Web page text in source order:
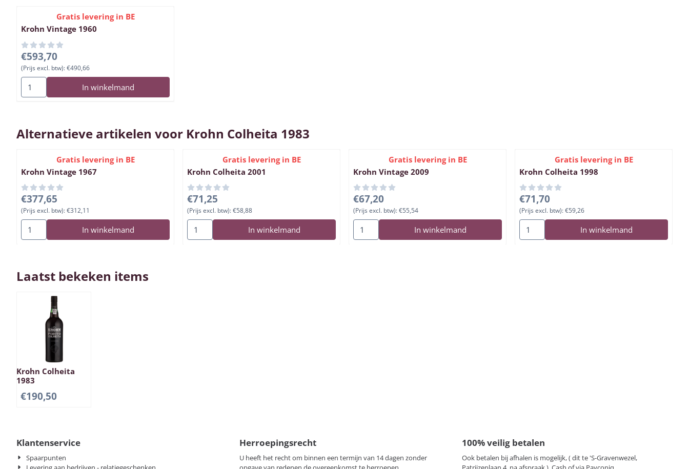
Gratis levering in BE
Krohn Vintage 1960
Prijs: 593,70, exclusief btw: 490,66
€593,70
(Prijs excl. btw):€490,66
Aantal kiezen voor Krohn Vintage 1960
In winkelmand
Alternatieve artikelen voor Krohn Colheita 1983
Gratis levering in BE
Krohn Vintage 1967
Prijs: 377,65, exclusief btw: 312,11
€377,65
(Prijs excl. btw):€312,11
Aantal kiezen voor Krohn Vintage 1967
In winkelmand
Gratis levering in BE
Krohn Colheita 2001
Prijs: 71,25, exclusief btw: 58,88
€71,25
(Prijs excl. btw):€58,88
Aantal kiezen voor Krohn Colheita 2001
In winkelmand
Gratis levering in BE
Krohn Vintage 2009
Prijs: 67,20, exclusief btw: 55,54
€67,20
(Prijs excl. btw):€55,54
Aantal kiezen voor Krohn Vintage 2009
In winkelmand
Gratis levering in BE
Krohn Colheita 1998
Prijs: 71,70, exclusief btw: 59,26
€71,70
(Prijs excl. btw):€59,26
Aantal kiezen voor Krohn Colheita 1998
In winkelmand
Laatst bekeken items
Krohn Colheita
1983
€190,50
Klantenservice
Spaarpunten
Herroepingsrecht
U heeft het recht om binnen een termijn van 14 dagen zonder
100% veilig betalen
Ook betalen bij afhalen is mogelijk, ( dit te 'S-Gravenwezel,